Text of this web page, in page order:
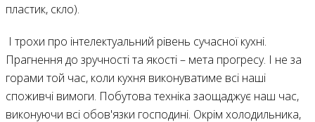
пластик, скло).
І трохи про інтелектуальний рівень сучасної кухні.
Прагнення до зручності та якості – мета прогресу. І не за
горами той час, коли кухня виконуватиме всі наші
споживчі вимоги. Побутова техніка заощаджує наш час,
виконуючи всі обов'язки господині. Окрім холодильника,